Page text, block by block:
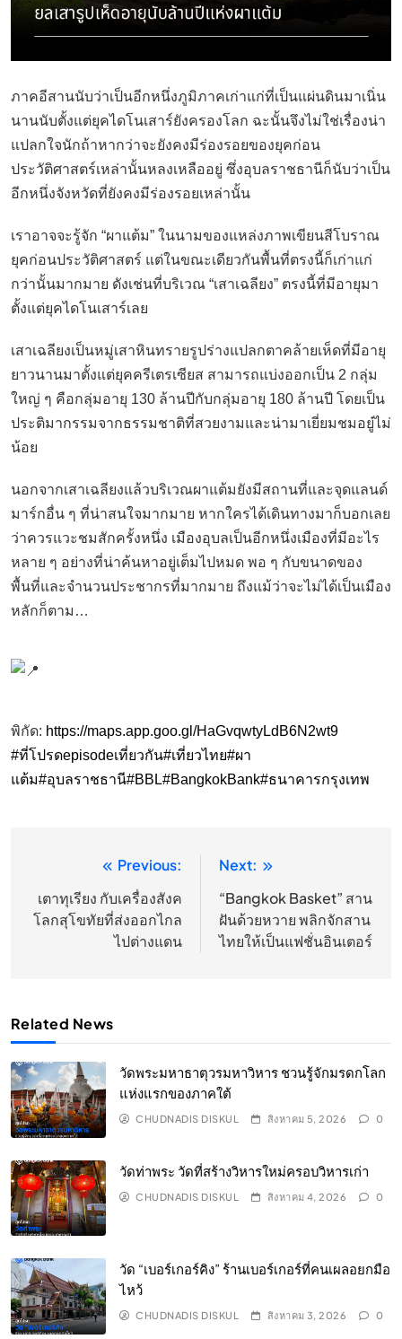
ภาคอีสานนับว่าเป็นอีกหนึ่งภูมิภาคเก่าแก่ที่เป็นแผ่นดินมาเนิ่น
นานนับตั้งแต่ยุคไดโนเสาร์ยังครองโลก ฉะนั้นจึงไม่ใช่เรื่องน่า
แปลกใจนักถ้าหากว่าจะยังคงมีร่องรอยของยุคก่อน
ประวัติศาสตร์เหล่านั้นหลงเหลืออยู่ ซึ่งอุบลราชธานีก็นับว่าเป็น
อีกหนึ่งจังหวัดที่ยังคงมีร่องรอยเหล่านั้น
เราอาจจะรู้จัก “ผาแต้ม” ในนามของแหล่งภาพเขียนสีโบราณ
ยุคก่อนประวัติศาสตร์ แต่ในขณะเดียวกันพื้นที่ตรงนี้ก็เก่าแก่
กว่านั้นมากมาย ดังเช่นที่บริเวณ “เสาเฉลียง” ตรงนี้ที่มีอายุมา
ตั้งแต่ยุคไดโนเสาร์เลย
เสาเฉลียงเป็นหมู่เสาหินทรายรูปร่างแปลกตาคล้ายเห็ดที่มีอายุ
ยาวนานมาตั้งแต่ยุคครีเตรเซียส สามารถแบ่งออกเป็น 2 กลุ่ม
ใหญ่ ๆ คือกลุ่มอายุ 130 ล้านปีกับกลุ่มอายุ 180 ล้านปี โดยเป็น
ประติมากรรมจากธรรมชาติที่สวยงามและน่ามาเยี่ยมชมอยู๋ไม่
น้อย
นอกจากเสาเฉลียงแล้วบริเวณผาแต้มยังมีสถานที่และจุดแลนด์
มาร์กอื่น ๆ ที่น่าสนใจมากมาย หากใครได้เดินทางมาก็บอกเลย
ว่าควรแวะชมสักครั้งหนึ่ง เมืองอุบลเป็นอีกหนึ่งเมืองที่มีอะไร
หลาย ๆ อย่างที่น่าค้นหาอยู่เต็มไปหมด พอ ๆ กับขนาดของ
พื้นที่และจำนวนประชากรที่มากมาย ถึงแม้ว่าจะไม่ได้เป็นเมือง
หลักก็ตาม…
พิกัด: https://maps.app.goo.gl/HaGvqwtyLdB6N2wt9
#ที่โปรดepisodeเที่ยวกัน#เที่ยวไทย#ผา
แต้ม#อุบลราชธานี#BBL#BangkokBank#ธนาคารกรุงเทพ
แนะแนว
เรื่อง
Previous:
เตาทุเรียง กับเครื่องสังค
โลกสุโขทัยที่ส่งออกไกล
ไปต่างแดน
Next:
“Bangkok Basket” สาน
ฝันด้วยหวาย พลิกจักสาน
ไทยให้เป็นแฟชั่นอินเตอร์
Related News
วัดพระมหาธาตุวรมหาวิหาร ชวนรู้จักมรดกโลก
แห่งแรกของภาคใต้
CHUDNADIS DISKUL สิงหาคม 5, 2026 0
วัดท่าพระ วัดที่สร้างวิหารใหม่ครอบวิหารเก่า
CHUDNADIS DISKUL สิงหาคม 4, 2026 0
วัด “เบอร์เกอร์คิง” ร้านเบอร์เกอร์ที่คนเผลอยกมือ
ไหว้
CHUDNADIS DISKUL สิงหาคม 3, 2026 0